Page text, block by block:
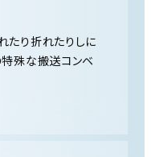
たり折れたりしに
特殊な搬送コンベ